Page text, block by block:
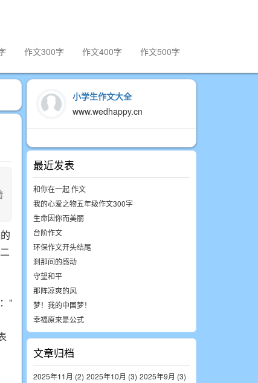
作文300字 作文400字 作文500字
”
小学生作文大全
www.wedhappy.cn
最近发表
和你在一起 作文
我的心爱之物五年级作文300字
生命因你而美丽
台阶作文
环保作文开头结尾
刹那间的感动
守望和平
那阵凉爽的风
梦！我的中国梦！
幸福原来是公式
文章归档
2025年11月 (2) 2025年10月 (3) 2025年9月 (3)